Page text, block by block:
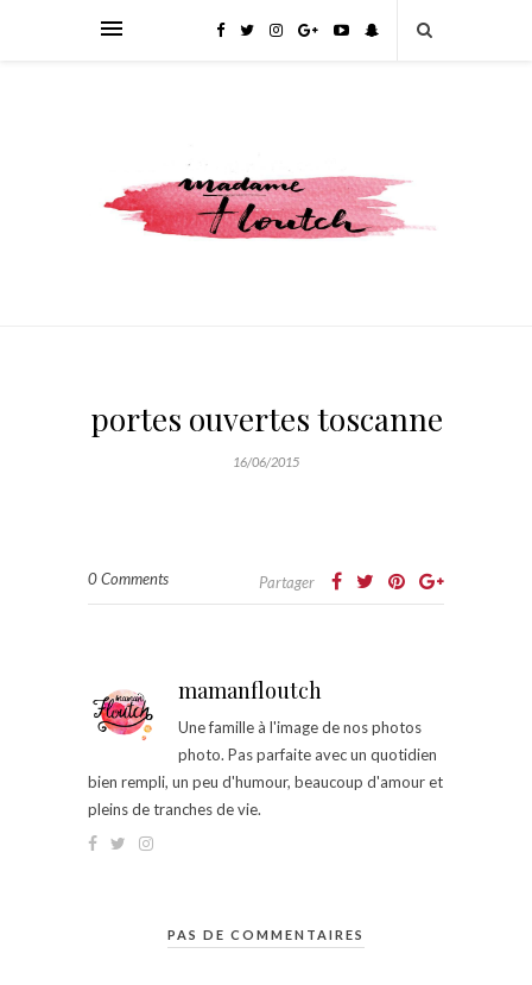
portes ouvertes toscanne
16/06/2015
0 Comments Partager
mamanfloutch
Une famille à l'image de nos photos
photo. Pas parfaite avec un quotidien
bien rempli, un peu d'humour, beaucoup d'amour et
pleins de tranches de vie.
PAS DE COMMENTAIRES